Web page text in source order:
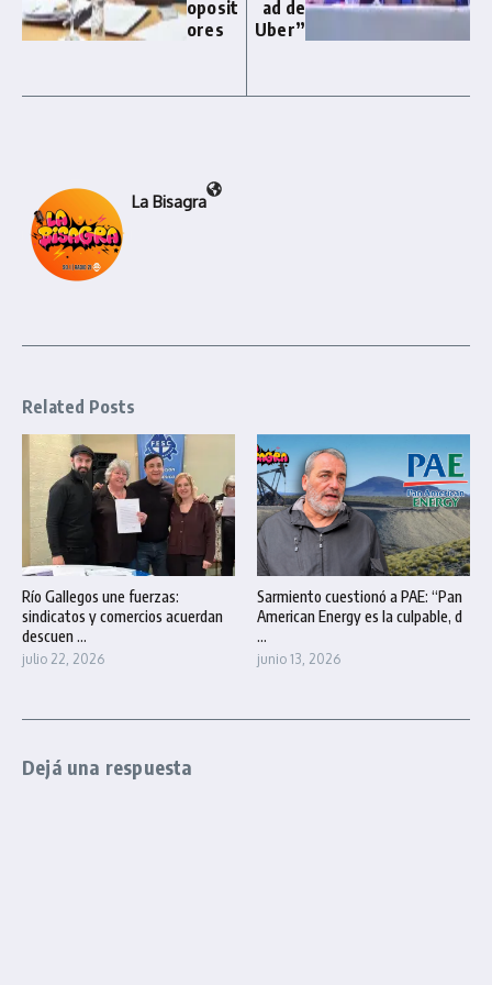
oposit
ores
ad de
Uber”
La Bisagra
Related Posts
Río Gallegos une fuerzas:
sindicatos y comercios acuerdan
descuen ...
julio 22, 2026
Sarmiento cuestionó a PAE: “Pan
American Energy es la culpable, d
...
junio 13, 2026
Dejá una respuesta